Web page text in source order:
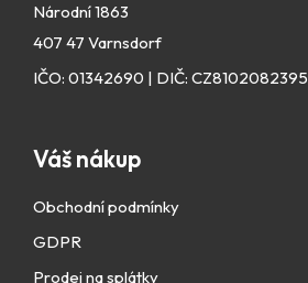
Národní 1863
407 47 Varnsdorf
IČO: 01342690 | DIČ: CZ8102082395
Váš nákup
Obchodní podmínky
GDPR
Prodej na splátky